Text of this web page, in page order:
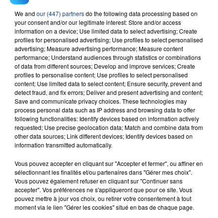
– Assouplissement du télétravail.
ETAPE 4 : LE 30 JUIN
Ce sera la fin du couvre-feu.
Fin des limites de jauge selon la situation sanitaire
locale dans les établissements recevant du public,
maintien des gestes barrières et de la distanciation
sociale
Possibilité d'accéder à tout événement
rassemblant plus de 1000 personnes en extérieur et
en intérieur (pass sanitaire).
- Limite maximale de public présent adaptée aux
événements et à la situation sanitaire locale.
Téléchargez gratuitement l'application Contact FM
sur
et
We and our (447) partnersdo the following data processing based on
your consent and/or our legitimate interest: Store and/or access
information on a device; Use limited data to select advertising; Create
profiles for personalised advertising; Use profiles to select personalised
advertising; Measure advertising performance; Measure content
performance; Understand audiences through statistics or combinations
of data from different sources; Develop and improve services; Create
profiles to personalise content; Use profiles to select personalised
content; Use limited data to select content; Ensure security, prevent and
detect fraud, and fix errors; Deliver and present advertising and content;
Save and communicate privacy choices. These technologies may
process personal data such as IP address and browsing data to offer
following functionalities: Identify devices based on information actively
requested; Use precise geolocation data; Match and combine data from
other data sources; Link different devices; Identify devices based on
information transmitted automatically.
Vous pouvez accepter en cliquant sur "Accepter et fermer", ou affiner en
sélectionnant les finalités et/ou partenaires dans "Gérer mes choix".
Vous pouvez également refuser en cliquant sur "Continuer sans
accepter". Vos préférences ne s'appliqueront que pour ce site. Vous
pouvez mettre à jour vos choix, ou retirer votre consentement à tout
moment via le lien "Gérer les cookies" situé en bas de chaque page.